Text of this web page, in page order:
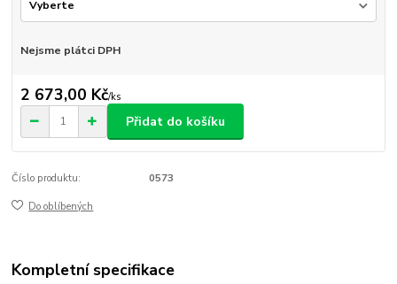
Nejsme plátci DPH
2 673,00 Kč/ks
Přidat do košíku
Číslo produktu: 0573
Do oblíbených
Kompletní specifikace